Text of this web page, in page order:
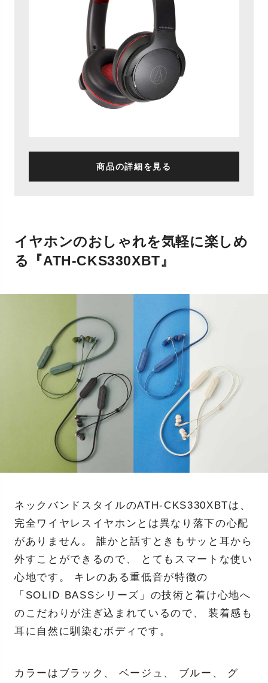
商品の詳細を見る
イヤホンのおしゃれを気軽に楽しめ
る『ATH-CKS330XBT』
ネックバンドスタイルのATH-CKS330XBTは、
完全ワイヤレスイヤホンとは異なり落下の心配
がありません。 誰かと話すときもサッと耳から
外すことができるので、 とてもスマートな使い
心地です。 キレのある重低音が特徴の
「SOLID BASSシリーズ」の技術と着け心地へ
のこだわりが注ぎ込まれているので、 装着感も
耳に自然に馴染むボディです。
カラーはブラック、 ベージュ、 ブルー、 グ